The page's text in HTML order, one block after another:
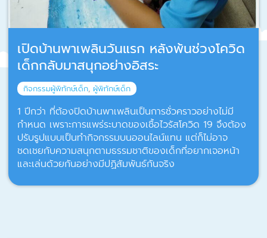
เปิดบ้านพาเพลินวันแรก หลังพ้นช่วงโควิด
เด็กกลับมาสนุกอย่างอิสระ
กิจกรรมผู้พิทักษ์เด็ก, ผู้พิทักษ์เด็ก
1 ปีกว่า ที่ต้องปิดบ้านพาเพลินเป็นการชั่วคราวอย่างไม่มี
กำหนด เพราะการแพร่ระบาดของเชื้อไวรัสโควิด 19 จึงต้อง
ปรับรูปแบบเป็นทำกิจกรรมบนออนไลน์แทน แต่ก็ไม่อาจ
ชดเชยกับความสนุกตามธรรมชาติของเด็กที่อยากเจอหน้า
และเล่นด้วยกันอย่างมีปฏิสัมพันธ์กันจริง